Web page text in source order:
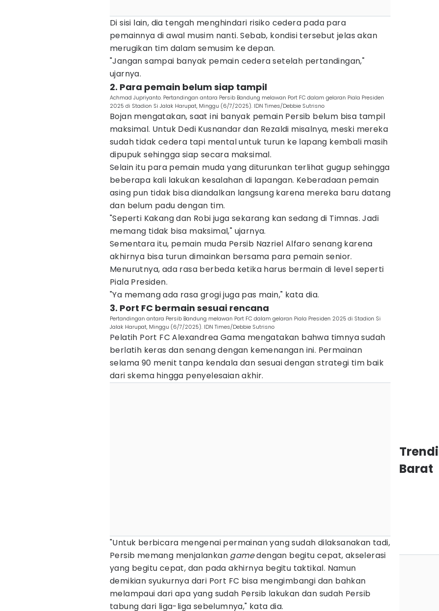
Di sisi lain, dia tengah menghindari risiko cedera pada para
pemainnya di awal musim nanti. Sebab, kondisi tersebut jelas akan
merugikan tim dalam semusim ke depan.
"Jangan sampai banyak pemain cedera setelah pertandingan,"
ujarnya.
2. Para pemain belum siap tampil
Achmad Jupriyanto. Pertandingan antara Persib Bandung melawan Port FC dalam gelaran Piala Presiden
2025 di Stadion Si Jalak Harupat, Minggu (6/7/2025). IDN Times/Debbie Sutrisno
Bojan mengatakan, saat ini banyak pemain Persib belum bisa tampil
maksimal. Untuk Dedi Kusnandar dan Rezaldi misalnya, meski mereka
sudah tidak cedera tapi mental untuk turun ke lapang kembali masih
dipupuk sehingga siap secara maksimal.
Selain itu para pemain muda yang diturunkan terlihat gugup sehingga
beberapa kali lakukan kesalahan di lapangan. Keberadaan pemain
asing pun tidak bisa diandalkan langsung karena mereka baru datang
dan belum padu dengan tim.
"Seperti Kakang dan Robi juga sekarang kan sedang di Timnas. Jadi
memang tidak bisa maksimal," ujarnya.
Sementara itu, pemain muda Persib Nazriel Alfaro senang karena
akhirnya bisa turun dimainkan bersama para pemain senior.
Menurutnya, ada rasa berbeda ketika harus bermain di level seperti
Piala Presiden.
"Ya memang ada rasa grogi juga pas main," kata dia.
3. Port FC bermain sesuai rencana
Pertandingan antara Persib Bandung melawan Port FC dalam gelaran Piala Presiden 2025 di Stadion Si
Jalak Harupat, Minggu (6/7/2025). IDN Times/Debbie Sutrisno
Pelatih Port FC Alexandrea Gama mengatakan bahwa timnya sudah
berlatih keras dan senang dengan kemenangan ini. Permainan
selama 90 menit tanpa kendala dan sesuai dengan strategi tim baik
dari skema hingga penyelesaian akhir.
"Untuk berbicara mengenai permainan yang sudah dilaksanakan tadi,
Persib memang menjalankan gamedengan begitu cepat, akselerasi
yang begitu cepat, dan pada akhirnya begitu taktikal. Namun
demikian syukurnya dari Port FC bisa mengimbangi dan bahkan
melampaui dari apa yang sudah Persib lakukan dan sudah Persib
tabung dari liga-liga sebelumnya," kata dia.
Barat